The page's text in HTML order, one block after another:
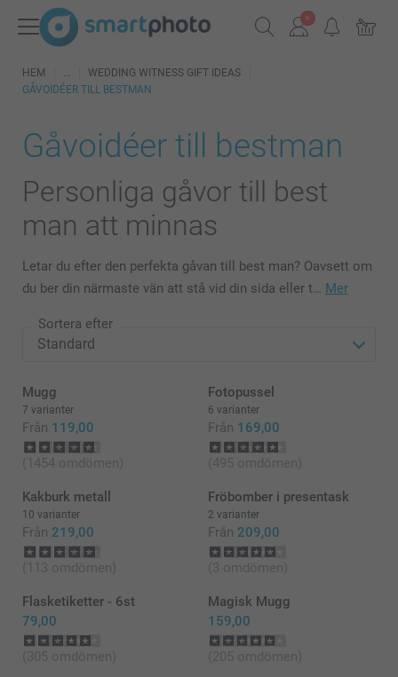
HEM
WEDDING WITNESS GIFT IDEAS
GÅVOIDÉER TILL BESTMAN
Gåvoidéer till bestman
Personliga gåvor till best
man att minnas
Letar du efter den perfekta gåvan till best man? Oavsett om
du ber din närmaste vän att stå vid din sida eller t… Mer
Sortera efter
Mugg
7 varianter
Från 119,00
(1454 omdömen)
Fotopussel
6 varianter
Från 169,00
(495 omdömen)
Kakburk metall
10 varianter
Från 219,00
(113 omdömen)
Fröbomber i presentask
2 varianter
Från 209,00
(3 omdömen)
Flasketiketter - 6st
79,00
(305 omdömen)
Magisk Mugg
159,00
(205 omdömen)